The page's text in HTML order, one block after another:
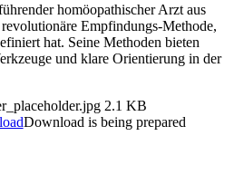
homöopathischer Arzt aus
Empfindungs-Methode,
hat. Seine Methoden bieten
und klare Orientierung in der
2.1 KB
Download is being prepared